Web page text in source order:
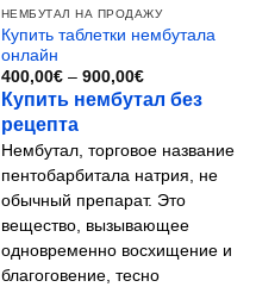
НЕМБУТАЛ НА ПРОДАЖУ
Купить таблетки нембутала
онлайн
400,00€ – 900,00€Диапазон
цен:
400,00€
Купить нембутал без
рецепта
Нембутал, торговое название
пентобарбитала натрия, не
обычный препарат. Это
вещество, вызывающее
одновременно восхищение и
благоговение, тесно